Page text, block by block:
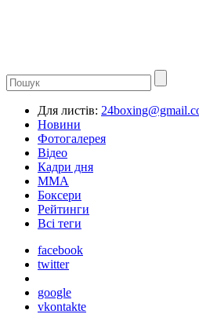
Для листів:
Новини
Фотогалерея
Відео
Кадри дня
ММА
Боксери
Рейтинги
Всі теги
facebook
twitter
google
vkontakte